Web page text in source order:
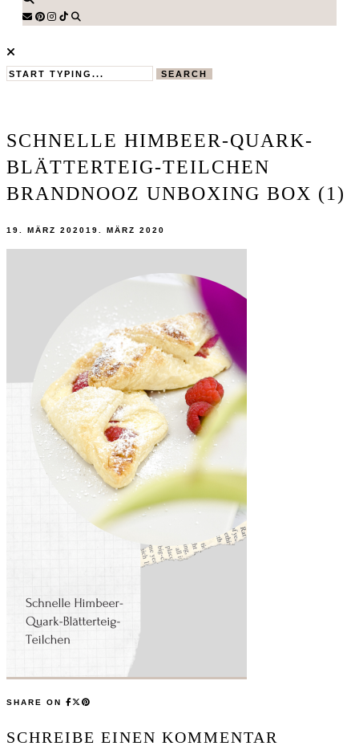
SEARCH
SCHNELLE HIMBEER-QUARK-
BLÄTTERTEIG-TEILCHEN
BRANDNOOZ UNBOXING BOX (1)
19. MÄRZ 202019. MÄRZ 2020
SHARE ON
SCHREIBE EINEN KOMMENTAR